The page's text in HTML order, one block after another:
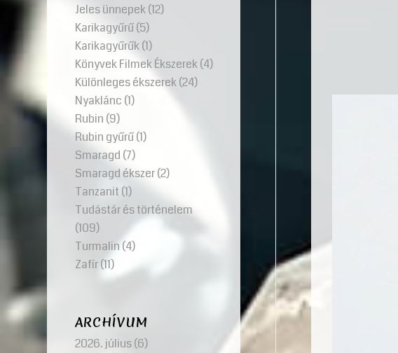
Jeles ünnepek(12)
Karikagyűrű(5)
Karikagyűrűk(1)
Könyvek Filmek Ékszerek(4)
Különleges ékszerek(24)
Nyaklánc (1)
Rubin (9)
Rubin gyűrű(1)
Smaragd (7)
Smaragd ékszer(2)
Tanzanit (1)
Tudástár és történelem
(109)
Turmalin (4)
Zafír(11)
ARCHÍVUM
2026. július(6)